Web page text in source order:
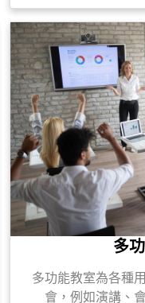
多
多功能教室為各種
會，例如演講、